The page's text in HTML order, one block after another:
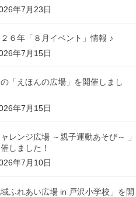
年7月23日
２６年「８月イベント」情報 ♪
年7月15日
の「えほんの広場」を開催しまし
年7月15日
ャレンジ広場 ～親子運動あそび～ 」
しました！
年7月10日
域ふれあい広場 in 戸沢小学校」を開